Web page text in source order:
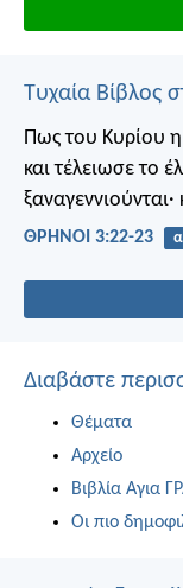
Τυχαία Βίβλος
Πως του Κυρίου η
και τέλειωσε το
ξαναγεννιούνται·
ΘΡΗΝΟΙ 3:22-23
Διαβάστε
Θέματα
Αρχείο
Βιβλία Αγια
Οι πιο